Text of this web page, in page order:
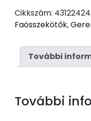
furattal
110x110
Cikkszám: 43122424
Faösszekötők,
További
További